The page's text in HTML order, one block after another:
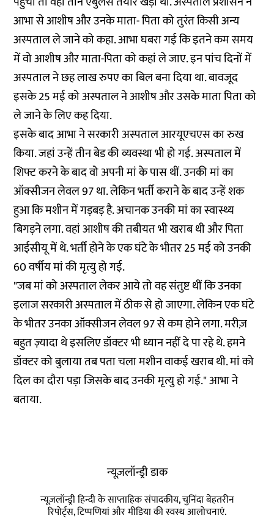
आभा से आशीष और उनके माता- पिता को तुरंत किसी अन्य
अस्पताल ले जाने को कहा. आभा घबरा गई कि इतने कम समय
में वो आशीष और माता-पिता को कहां ले जाए. इन पांच दिनों में
अस्पताल ने छह लाख रुपए का बिल बना दिया था. बावजूद
इसके 25 मई को अस्पताल ने आशीष और उसके माता पिता को
ले जाने के लिए कह दिया.
इसके बाद आभा ने सरकारी अस्पताल आरयूएचएस का रुख
किया. जहां उन्हें तीन बेड की व्यवस्था भी हो गई. अस्पताल में
शिफ्ट करने के बाद वो अपनी मां के पास थीं. उनकी मां का
ऑक्सीजन लेवल 97 था. लेकिन भर्ती कराने के बाद उन्हें शक
हुआ कि मशीन में गड़बड़ है. अचानक उनकी मां का स्वास्थ्य
बिगड़ने लगा. वहां आशीष की तबीयत भी खराब थी और पिता
आईसीयू में थे. भर्ती होने के एक घंटे के भीतर 25 मई को उनकी
60 वर्षीय मां की मृत्यु हो गई.
"जब मां को अस्पताल लेकर आये तो वह संतुष्ट थीं कि उनका
इलाज सरकारी अस्पताल में ठीक से हो जाएगा. लेकिन एक घंटे
के भीतर उनका ऑक्सीजन लेवल 97 से कम होने लगा. मरीज़
बहुत ज़्यादा थे इसलिए डॉक्टर भी ध्यान नहीं दे पा रहे थे. हमने
डॉक्टर को बुलाया तब पता चला मशीन वाकई खराब थी. मां को
दिल का दौरा पड़ा जिसके बाद उनकी मृत्यु हो गई." आभा ने
बताया.
न्यूज़लॉन्ड्री डाक
न्यूज़लॉन्ड्री हिन्दी के साप्ताहिक संपादकीय, चुनिंदा बेहतरीन
रिपोर्ट्स, टिप्पणियां और मीडिया की स्वस्थ आलोचनाएं.